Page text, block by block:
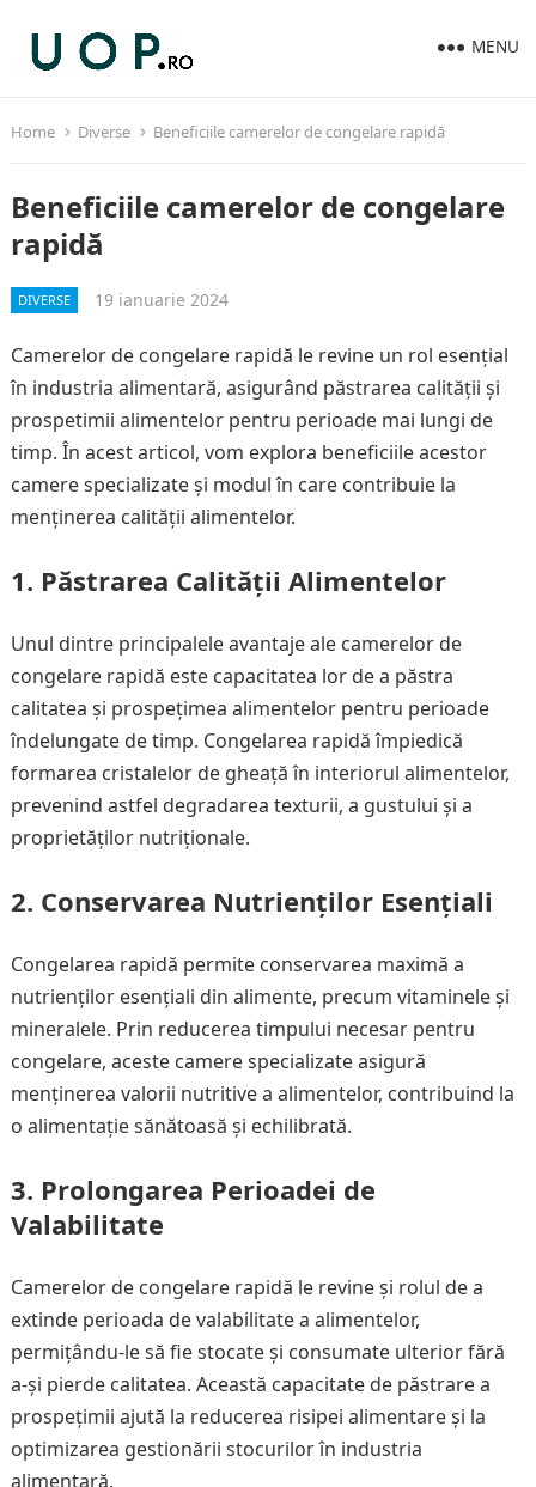
MENU
Home Diverse Beneficiile camerelor de congelare rapidă
Beneficiile camerelor de congelare
rapidă
DIVERSE 19 ianuarie 2024
Camerelor de congelare rapidă le revine un rol esențial
în industria alimentară, asigurând păstrarea calității și
prospetimii alimentelor pentru perioade mai lungi de
timp. În acest articol, vom explora beneficiile acestor
camere specializate și modul în care contribuie la
menținerea calității alimentelor.
1. Păstrarea Calității Alimentelor
Unul dintre principalele avantaje ale camerelor de
congelare rapidă este capacitatea lor de a păstra
calitatea și prospețimea alimentelor pentru perioade
îndelungate de timp. Congelarea rapidă împiedică
formarea cristalelor de gheață în interiorul alimentelor,
prevenind astfel degradarea texturii, a gustului și a
proprietăților nutriționale.
2. Conservarea Nutrienților Esențiali
Congelarea rapidă permite conservarea maximă a
nutrienților esențiali din alimente, precum vitaminele și
mineralele. Prin reducerea timpului necesar pentru
congelare, aceste camere specializate asigură
menținerea valorii nutritive a alimentelor, contribuind la
o alimentație sănătoasă și echilibrată.
3. Prolongarea Perioadei de
Valabilitate
Camerelor de congelare rapidă le revine și rolul de a
extinde perioada de valabilitate a alimentelor,
permițându-le să fie stocate și consumate ulterior fără
a-și pierde calitatea. Această capacitate de păstrare a
prospețimii ajută la reducerea risipei alimentare și la
optimizarea gestionării stocurilor în industria
alimentară.